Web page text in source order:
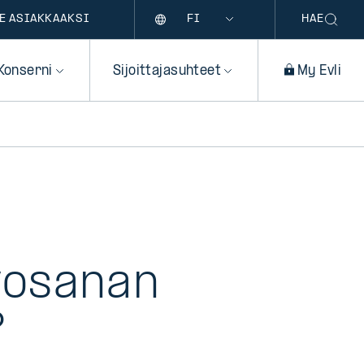
ASIAKKAAKSI HAE
Sijoittajasuhteet My Evli